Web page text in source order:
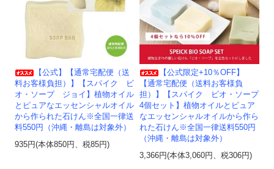
【公式】【通常宅配便（送
料お客様負担）】【スパイク ビ
オ・ソープ ジョイ】植物オイル
とピュアなエッセンシャルオイル
から作られた石けん※全国一律送
料550円（沖縄・離島は対象外）
935円(本体850円、税85円)
【公式限定+10％OFF】
【通常宅配便（送料お客様負
担）】【スパイク ビオ・ソープ
4個セット】植物オイルとピュア
なエッセンシャルオイルから作ら
れた石けん※全国一律送料550円
（沖縄・離島は対象外）
3,366円(本体3,060円、税306円)